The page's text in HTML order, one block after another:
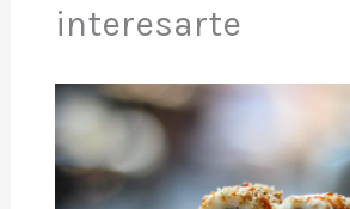
interesarte